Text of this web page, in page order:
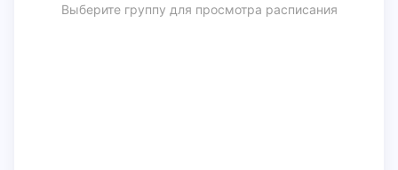
Выберите группу для просмотра расписания